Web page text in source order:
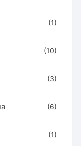
(1)
(10)
(3)
(6)
(1)